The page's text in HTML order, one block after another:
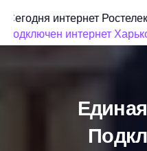
Сегодня интернет
подключен интернет